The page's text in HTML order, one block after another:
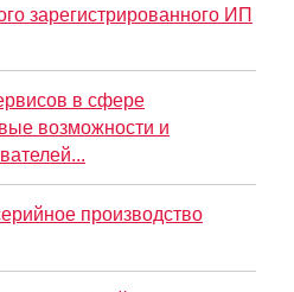
зарегистрированного ИП
в сфере
возможности и
производство